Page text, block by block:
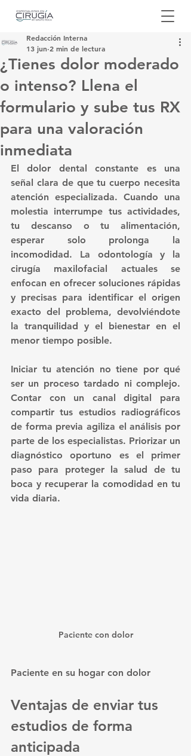
¿Tienes dolor moderado
o intenso? Llena el
formulario y sube tus RX
para una valoración
inmediata
Redacción Interna
13 jun 2 min de lectura
El dolor dental constante es una
señal clara de que tu cuerpo necesita
atención especializada. Cuando una
molestia interrumpe tus actividades,
tu descanso o tu alimentación,
esperar solo prolonga la
incomodidad. La odontología y la
cirugía maxilofacial actuales se
enfocan en ofrecer soluciones rápidas
y precisas para identificar el origen
exacto del problema, devolviéndote
la tranquilidad y el bienestar en el
menor tiempo posible.
Iniciar tu atención no tiene por qué
ser un proceso tardado ni complejo.
Contar con un canal digital para
compartir tus estudios radiográficos
de forma previa agiliza el análisis por
parte de los especialistas. Priorizar un
diagnóstico oportuno es el primer
paso para proteger la salud de tu
boca y recuperar la comodidad en tu
vida diaria.
Paciente con dolor
Paciente en su hogar con dolor
Ventajas de enviar tus
estudios de forma
anticipada